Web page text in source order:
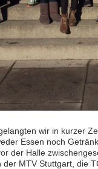
wir in kurzer
Essen noch
der Halle
MTV Stuttgart, die